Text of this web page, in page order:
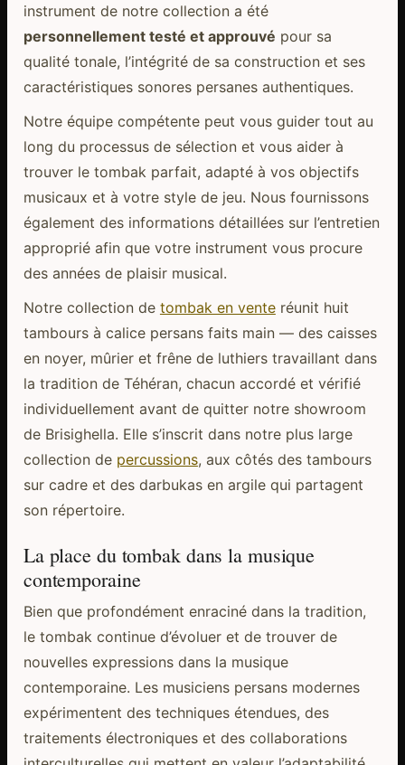
instrument de notre collection a été
personnellement testé et approuvé pour sa
qualité tonale, l’intégrité de sa construction et ses
caractéristiques sonores persanes authentiques.
Notre équipe compétente peut vous guider tout au
long du processus de sélection et vous aider à
trouver le tombak parfait, adapté à vos objectifs
musicaux et à votre style de jeu. Nous fournissons
également des informations détaillées sur l’entretien
approprié afin que votre instrument vous procure
des années de plaisir musical.
Notre collection de tombak en venteréunit huit
tambours à calice persans faits main — des caisses
en noyer, mûrier et frêne de luthiers travaillant dans
la tradition de Téhéran, chacun accordé et vérifié
individuellement avant de quitter notre showroom
de Brisighella. Elle s’inscrit dans notre plus large
collection de percussions, aux côtés des tambours
sur cadre et des darbukas en argile qui partagent
son répertoire.
La place du tombak dans la musique
contemporaine
Bien que profondément enraciné dans la tradition,
le tombak continue d’évoluer et de trouver de
nouvelles expressions dans la musique
contemporaine. Les musiciens persans modernes
expérimentent des techniques étendues, des
traitements électroniques et des collaborations